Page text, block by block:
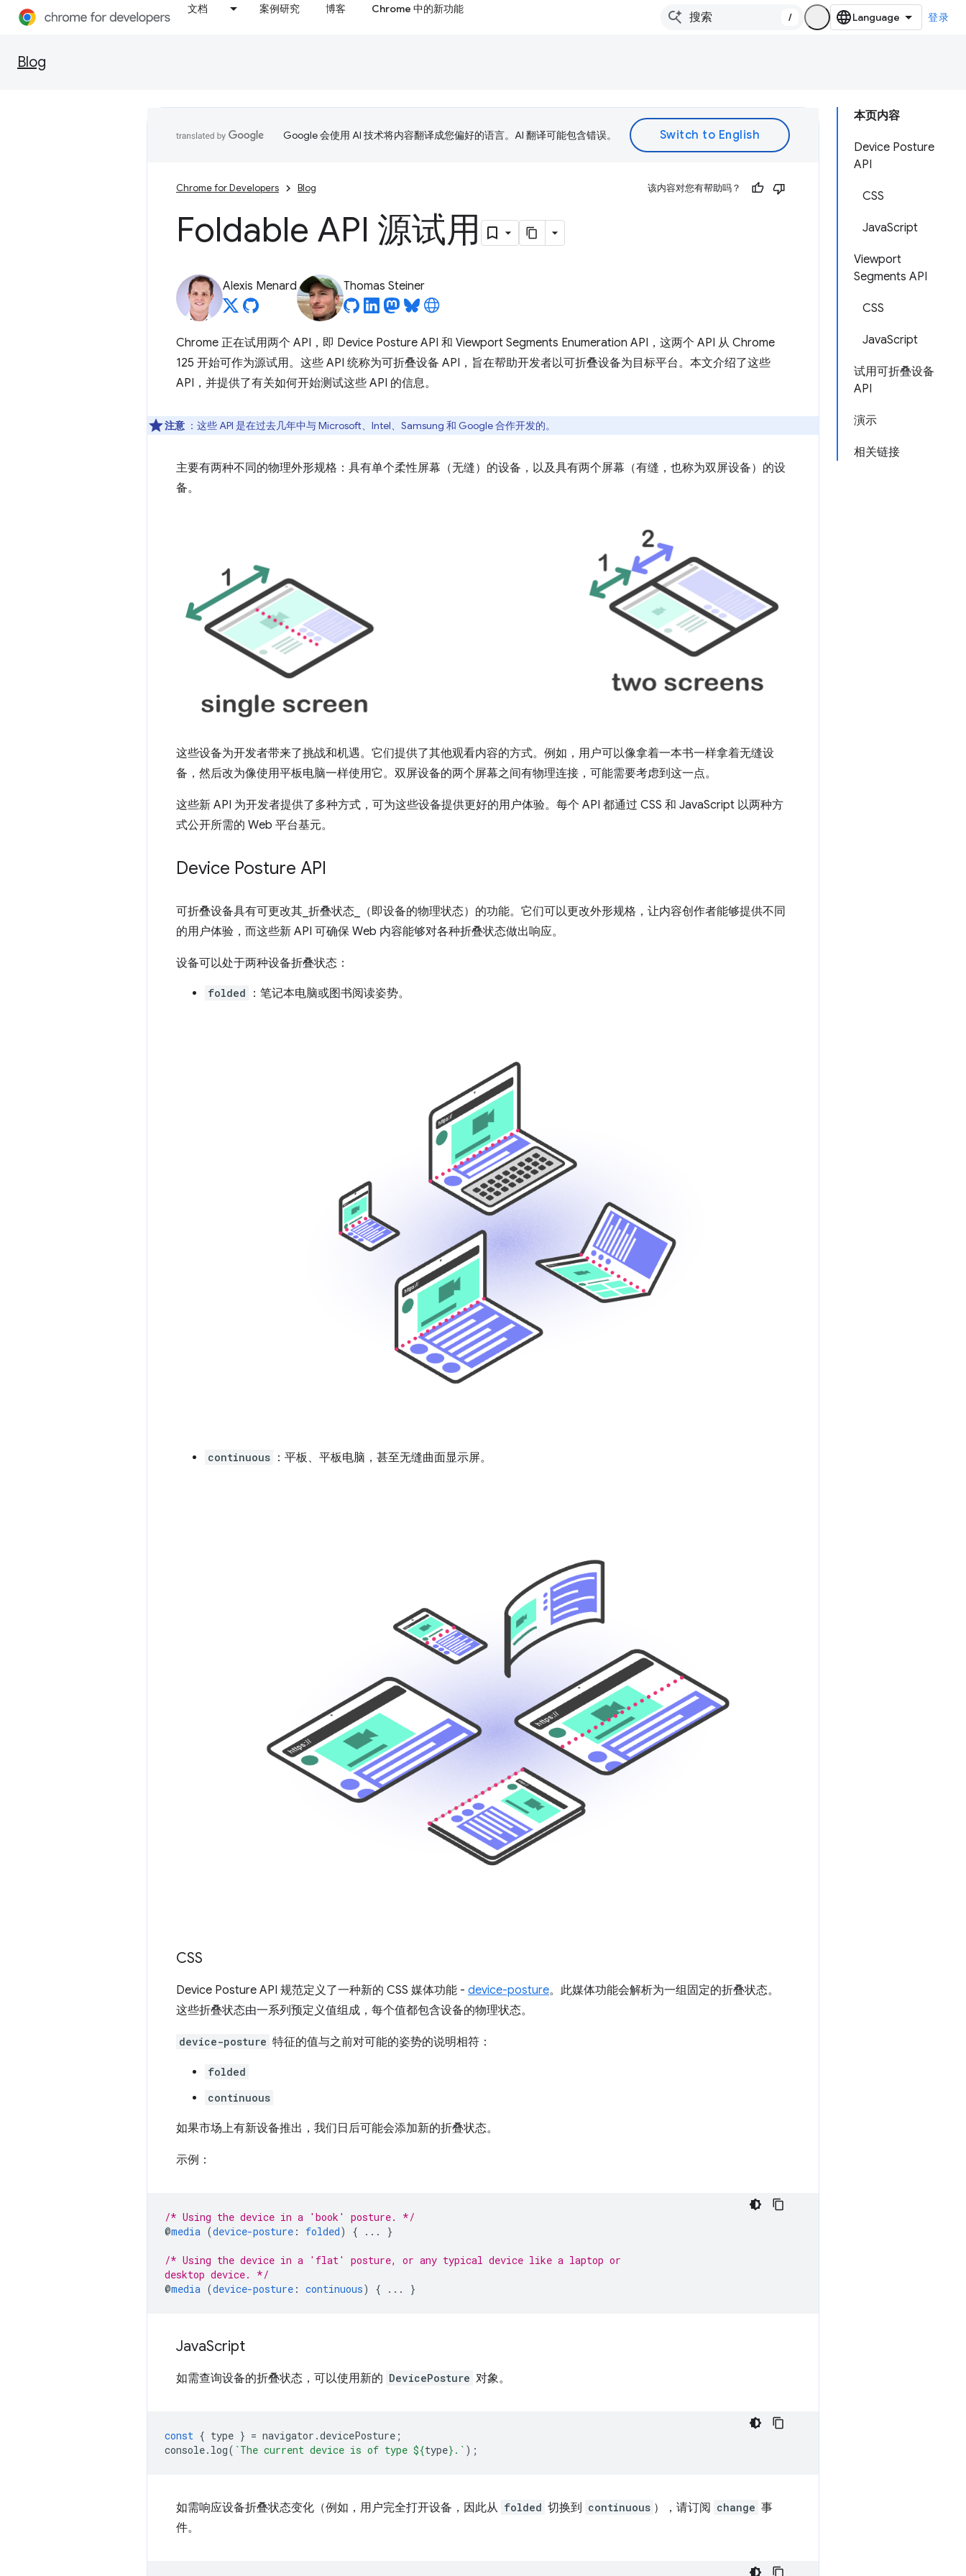
文档 案例研究 博客 Chrome 中的新功能
/ 登录
Blog
本页内容
Device Posture
API
CSS
JavaScript
Viewport
Segments API
CSS
JavaScript
试用可折叠设备
API
演示
相关链接
Google 会使用 AI 技术将内容翻译成您偏好的语言。AI 翻译可能包含错误。
Chrome for Developers Blog 该内容对您有帮助吗？
Foldable API 源试用
Alexis Menard Thomas Steiner
Chrome 正在试用两个 API，即 Device Posture API 和 Viewport Segments Enumeration API，这两个 API 从 Chrome
125 开始可作为源试用。这些 API 统称为可折叠设备 API，旨在帮助开发者以可折叠设备为目标平台。本文介绍了这些
API，并提供了有关如何开始测试这些 API 的信息。
注意 ：这些 API 是在过去几年中与 Microsoft、Intel、Samsung 和 Google 合作开发的。
主要有两种不同的物理外形规格：具有单个柔性屏幕（无缝）的设备，以及具有两个屏幕（有缝，也称为双屏设备）的设
备。
这些设备为开发者带来了挑战和机遇。它们提供了其他观看内容的方式。例如，用户可以像拿着一本书一样拿着无缝设
备，然后改为像使用平板电脑一样使用它。双屏设备的两个屏幕之间有物理连接，可能需要考虑到这一点。
这些新 API 为开发者提供了多种方式，可为这些设备提供更好的用户体验。每个 API 都通过 CSS 和 JavaScript 以两种方
式公开所需的 Web 平台基元。
Device Posture API
可折叠设备具有可更改其_折叠状态_（即设备的物理状态）的功能。它们可以更改外形规格，让内容创作者能够提供不同
的用户体验，而这些新 API 可确保 Web 内容能够对各种折叠状态做出响应。
设备可以处于两种设备折叠状态：
folded ：笔记本电脑或图书阅读姿势。
continuous ：平板、平板电脑，甚至无缝曲面显示屏。
CSS
Device Posture API 规范定义了一种新的 CSS 媒体功能 - device-posture。此媒体功能会解析为一组固定的折叠状态。
这些折叠状态由一系列预定义值组成，每个值都包含设备的物理状态。
device-posture 特征的值与之前对可能的姿势的说明相符：
folded
continuous
如果市场上有新设备推出，我们日后可能会添加新的折叠状态。
示例：
/* Using the device in a 'book' posture. */
@media (device-posture : folded) { ... }
/* Using the device in a 'flat' posture, or any typical device like a laptop or
desktop device. */
@media (device-posture : continuous) { ... }
JavaScript
如需查询设备的折叠状态，可以使用新的 DevicePosture 对象。
const { type } = navigator .devicePosture ;
console. log( `The current device is of type ${type} .` );
如需响应设备折叠状态变化（例如，用户完全打开设备，因此从 folded 切换到 continuous ），请订阅 change 事
件。